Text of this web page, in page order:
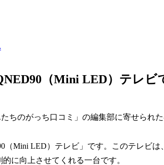
（Mini LED）テレビ
ちのがっち口コミ」の編集部に寄せられ
（Mini LED）テレビ」です。このテレビ
に向上させてくれる一台です。